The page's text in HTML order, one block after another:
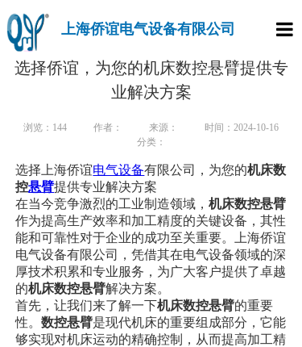
首页
新
行
样
联
上海侨谊电气设备有限公司
选择侨谊，为您的机床数控悬臂提供专
业解决方案
浏览： 144 作者： 来源：
时间：2024-10-16
分类：
选择上海侨谊电气设备有限公司，为您的机床数
控悬臂提供专业解决方案
在当今竞争激烈的工业制造领域，机床数控悬臂
作为提高生产效率和加工精度的关键设备，其性
能和可靠性对于企业的成功至关重要。上海侨谊
电气设备有限公司，凭借其在电气设备领域的深
厚技术积累和专业服务，为广大客户提供了卓越
的机床数控悬臂解决方案。
首先，让我们来了解一下机床数控悬臂的重要
性。数控悬臂是现代机床的重要组成部分，它能
够实现对机床运动的精确控制，从而提高加工精